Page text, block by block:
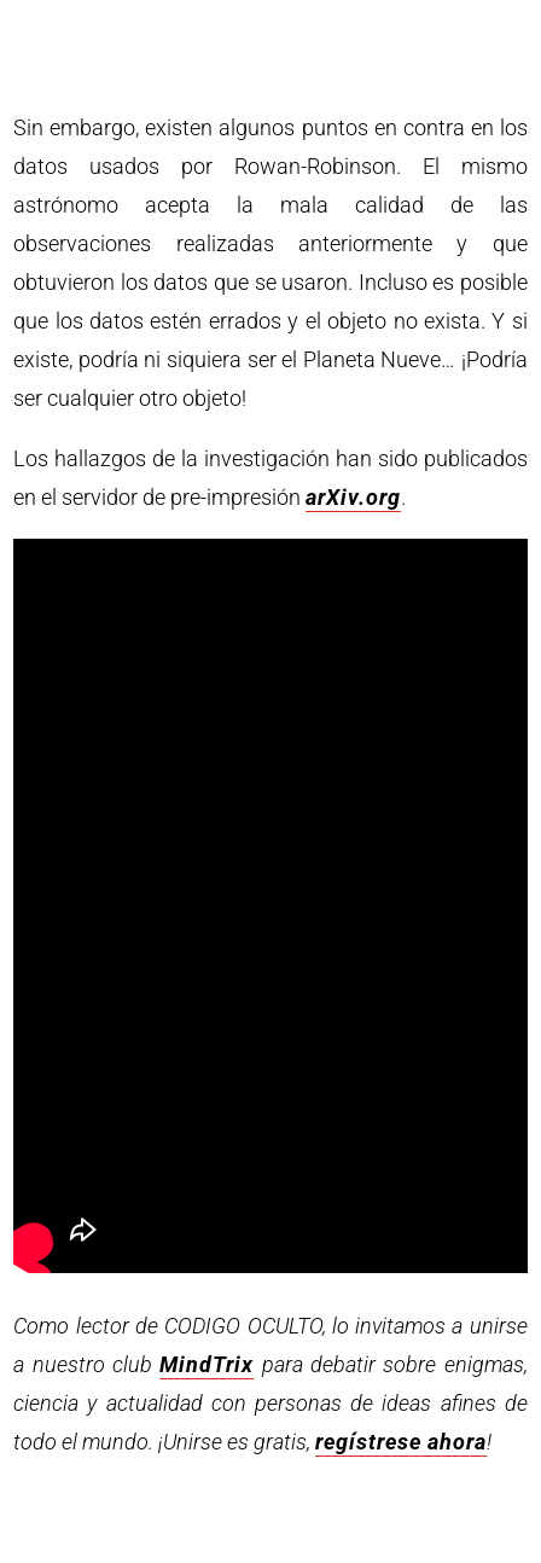
Sin embargo, existen algunos puntos en contra en los
datos usados por Rowan-Robinson. El mismo
astrónomo acepta la mala calidad de las
observaciones realizadas anteriormente y que
obtuvieron los datos que se usaron. Incluso es posible
que los datos estén errados y el objeto no exista. Y si
existe, podría ni siquiera ser el Planeta Nueve… ¡Podría
ser cualquier otro objeto!
Los hallazgos de la investigación han sido publicados
en el servidor de pre-impresiónarXiv.org.
Como lector de CODIGO OCULTO, lo invitamos a unirse
a nuestro clubMindTrix para debatir sobre enigmas,
ciencia y actualidad con personas de ideas afines de
todo el mundo. ¡Unirse es gratis,regístrese ahora!